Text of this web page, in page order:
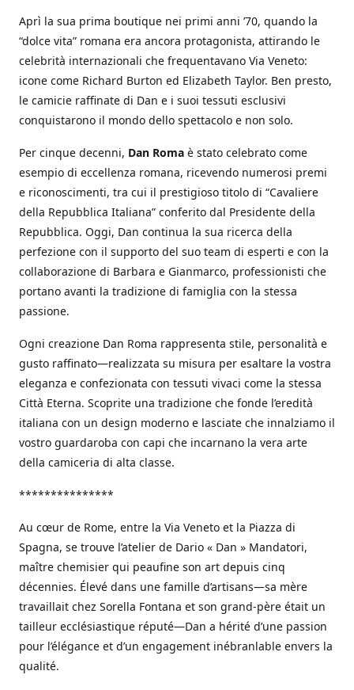
Aprì la sua prima boutique nei primi anni ’70, quando la
“dolce vita” romana era ancora protagonista, attirando le
celebrità internazionali che frequentavano Via Veneto:
icone come Richard Burton ed Elizabeth Taylor. Ben presto,
le camicie raffinate di Dan e i suoi tessuti esclusivi
conquistarono il mondo dello spettacolo e non solo.
Per cinque decenni, Dan Roma è stato celebrato come
esempio di eccellenza romana, ricevendo numerosi premi
e riconoscimenti, tra cui il prestigioso titolo di “Cavaliere
della Repubblica Italiana” conferito dal Presidente della
Repubblica. Oggi, Dan continua la sua ricerca della
perfezione con il supporto del suo team di esperti e con la
collaborazione di Barbara e Gianmarco, professionisti che
portano avanti la tradizione di famiglia con la stessa
passione.
Ogni creazione Dan Roma rappresenta stile, personalità e
gusto raffinato—realizzata su misura per esaltare la vostra
eleganza e confezionata con tessuti vivaci come la stessa
Città Eterna. Scoprite una tradizione che fonde l’eredità
italiana con un design moderno e lasciate che innalziamo il
vostro guardaroba con capi che incarnano la vera arte
della camiceria di alta classe.
***************
Au cœur de Rome, entre la Via Veneto et la Piazza di
Spagna, se trouve l’atelier de Dario « Dan » Mandatori,
maître chemisier qui peaufine son art depuis cinq
décennies. Élevé dans une famille d’artisans—sa mère
travaillait chez Sorella Fontana et son grand-père était un
tailleur ecclésiastique réputé—Dan a hérité d’une passion
pour l’élégance et d’un engagement inébranlable envers la
qualité.